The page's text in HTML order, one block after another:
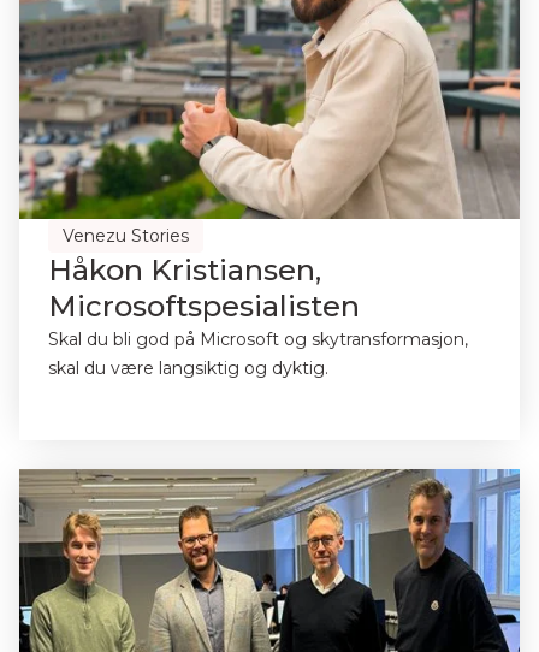
Venezu Stories
Håkon Kristiansen,
Microsoftspesialisten
Skal du bli god på Microsoft og skytransformasjon,
skal du være langsiktig og dyktig.